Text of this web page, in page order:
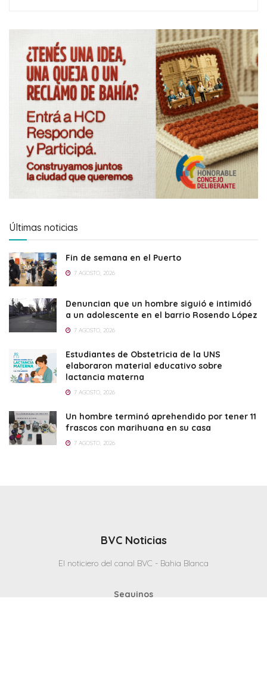
Últimas noticias
Fin de semana en el Puerto
7 AGOSTO, 2026
Denuncian que un hombre siguió e intimidó
a un adolescente en el barrio Rosendo López
7 AGOSTO, 2026
Estudiantes de Obstetricia de la UNS
elaboraron material educativo sobre
lactancia materna
7 AGOSTO, 2026
Un hombre terminó aprehendido por tener 11
frascos con marihuana en su casa
7 AGOSTO, 2026
BVC Noticias
El noticiero del canal BVC - Bahia Blanca
Seguinos